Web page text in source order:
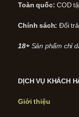
Toàn quốc: COD
Chính sách: Đổi
18+ Sản phẩm chỉ
DỊCH VỤ KHÁCH
Giới thiệu